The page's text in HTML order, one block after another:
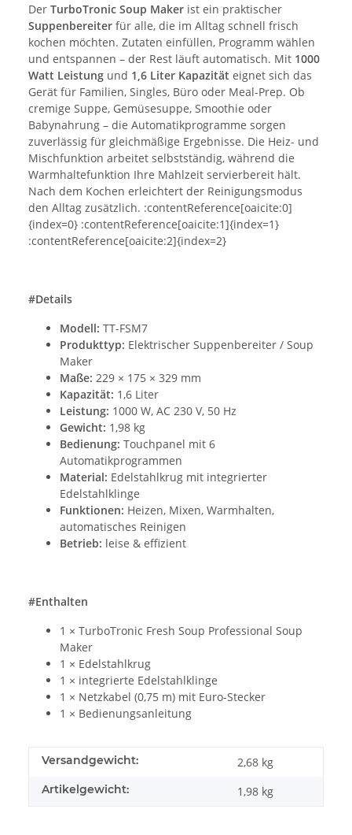
Der TurboTronic Soup Maker ist ein praktischer
Suppenbereiter für alle, die im Alltag schnell frisch
kochen möchten. Zutaten einfüllen, Programm wählen
und entspannen – der Rest läuft automatisch. Mit 1000
Watt Leistung und 1,6 Liter Kapazität eignet sich das
Gerät für Familien, Singles, Büro oder Meal-Prep. Ob
cremige Suppe, Gemüsesuppe, Smoothie oder
Babynahrung – die Automatikprogramme sorgen
zuverlässig für gleichmäßige Ergebnisse. Die Heiz- und
Mischfunktion arbeitet selbstständig, während die
Warmhaltefunktion Ihre Mahlzeit servierbereit hält.
Nach dem Kochen erleichtert der Reinigungsmodus
den Alltag zusätzlich. :contentReference[oaicite:0]
{index=0} :contentReference[oaicite:1]{index=1}
:contentReference[oaicite:2]{index=2}
#Details
Modell: TT-FSM7
Produkttyp: Elektrischer Suppenbereiter / Soup
Maker
Maße: 229 × 175 × 329 mm
Kapazität: 1,6 Liter
Leistung: 1000 W, AC 230 V, 50 Hz
Gewicht: 1,98 kg
Bedienung: Touchpanel mit 6
Automatikprogrammen
Material: Edelstahlkrug mit integrierter
Edelstahlklinge
Funktionen: Heizen, Mixen, Warmhalten,
automatisches Reinigen
Betrieb: leise & effizient
#Enthalten
1 × TurboTronic Fresh Soup Professional Soup
Maker
1 × Edelstahlkrug
1 × integrierte Edelstahlklinge
1 × Netzkabel (0,75 m) mit Euro-Stecker
1 × Bedienungsanleitung
Versandgewicht: 2,68 kg
Artikelgewicht: 1,98 kg